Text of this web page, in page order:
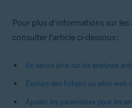
Pour plus d’informations sur les
consulter l’article ci-dessous :
En savoir plus sur les analyses
Exclure des fichiers ou sites web
Ajuster les paramètres pour les